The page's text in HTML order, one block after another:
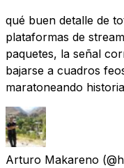
qué buen detalle de
plataformas de
paquetes, la señal
bajarse a cuadros
maratoneando
Arturo Makareno